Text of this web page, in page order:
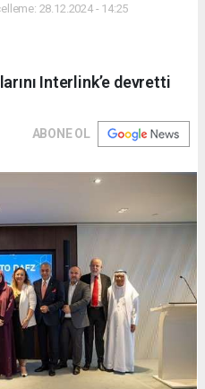
28.12.2024 - 14:25
Interlink’e devretti
ABONE OL